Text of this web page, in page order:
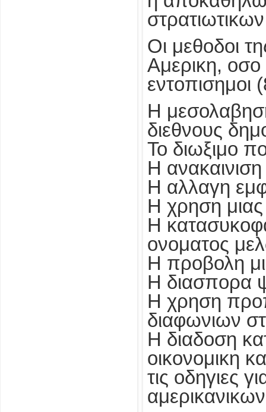
Οι μεθοδοι
Αμερικη, οσο
εντοπισημοι
Η
διεθνους
Το διωξιμο
Η
Η αλλαγη
Η χρηση μιας
Η
ονοματος
Η προβολη
Η διασπορα
Η χρηση
διαφωνιων
Η διαδοση
οικονομικη
τις οδηγιες